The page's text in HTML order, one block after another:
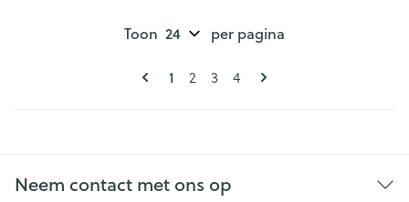
Pagina's
U lees momenteel pagina
1 Pagina
2 Pagina
3 Pagina
4
Toon per pagina
Neem contact met ons op